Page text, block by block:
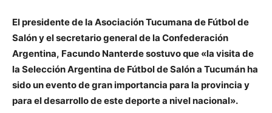
El presidente de la Asociación Tucumana de Fútbol de
Salón y el secretario general de la Confederación
Argentina, Facundo Nanterdesostuvo que «la visita de
la Selección Argentina de Fútbol de Salón a Tucumán ha
sido un evento de gran importancia para la provincia y
para el desarrollo de este deporte a nivel nacional».